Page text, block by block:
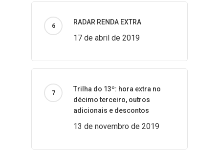
RADAR RENDA EXTRA
17 de abril de 2019
Trilha do 13º: hora extra no
décimo terceiro, outros
adicionais e descontos
13 de novembro de 2019